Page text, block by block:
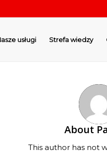
usługi Strefa wiedzy
About
This author has not